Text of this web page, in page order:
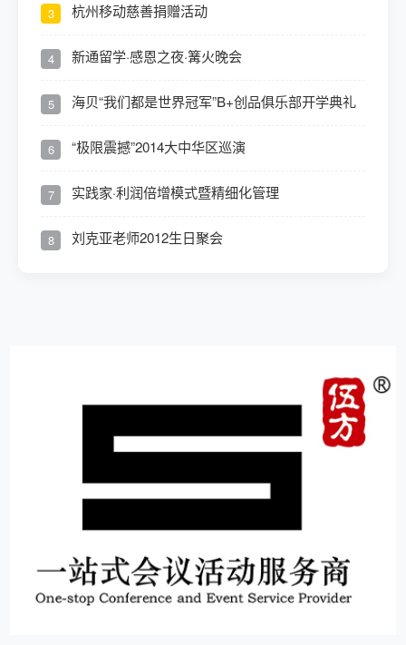
3 杭州移动慈善捐赠活动
4 新通留学·感恩之夜·篝火晚会
5 海贝“我们都是世界冠军”B+创品俱乐部开学典礼
6 “极限震撼”2014大中华区巡演
7 实践家·利润倍增模式暨精细化管理
8 刘克亚老师2012生日聚会